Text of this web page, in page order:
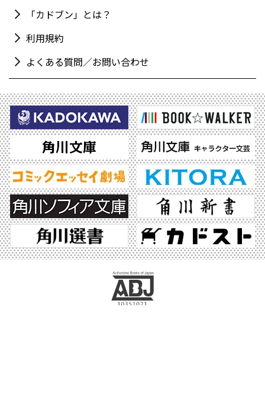
「カドブン」とは？
利用規約
よくある質問／お問い合わせ